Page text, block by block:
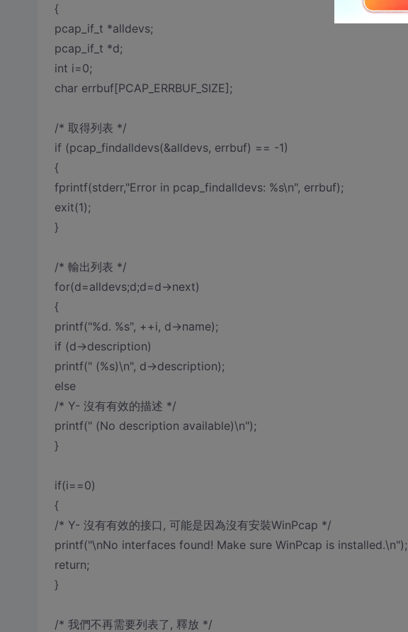
{
pcap_if_t *alldevs;
pcap_if_t *d;
int i=0;
char errbuf[PCAP_ERRBUF_SIZE];
/* 取得列表 */
if (pcap_findalldevs(&alldevs, errbuf) == -1)
{
fprintf(stderr,"Error in pcap_findalldevs: %s\n", errbuf);
exit(1);
}
/* 輸出列表 */
for(d=alldevs;d;d=d->next)
{
printf("%d. %s", ++i, d->name);
if (d->description)
printf(" (%s)\n", d->description);
else
/* Y- 沒有有效的描述 */
printf(" (No description available)\n");
}
if(i==0)
{
/* Y- 沒有有效的接口, 可能是因為沒有安裝WinPcap */
printf("\nNo interfaces found! Make sure WinPcap is installed.\n");
return;
}
/* 我們不再需要列表了, 釋放 */